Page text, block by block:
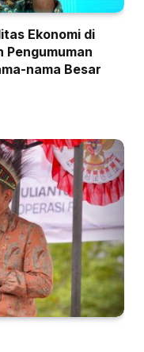
Ekonomi di
Pengumuman
nama Besar